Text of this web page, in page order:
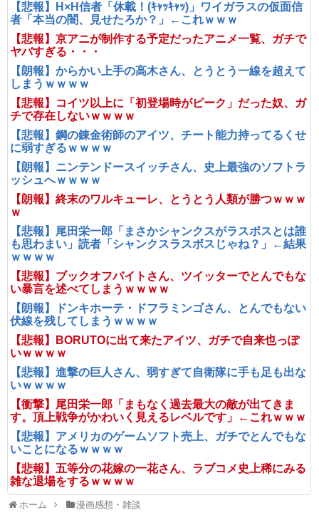
【悲報】H×H信者「休載！(ｷｬｯｷｬｯ)」ワイガラスの仮面信
者「本当の闇、見せたろか？」←これｗｗｗ
【悲報】京アニが制作する予定だったアニメ一覧、ガチで
ヤバすぎる・・・
【朗報】からかい上手の高木さん、とうとう一線を超えて
しまうｗｗｗｗ
【悲報】コイツ以上に「初登場時がピーク」だった奴、ガ
チで存在しないｗｗｗｗ
【悲報】鋼の錬金術師のアイツ、チート能力持ってるくせ
に弱すぎるｗｗｗｗ
【朗報】ニンテンドースイッチさん、史上最強のソフトラ
ッシュへｗｗｗｗ
【朗報】終末のワルキューレ、とうとう人類が勝つｗｗｗ
ｗ
【悲報】尾田栄一郎「まさかシャンクスがラスボスとは誰
も思わまい」読者「シャンクスラスボスじゃね？」←結果
ｗｗｗｗ
【悲報】ブックオフバイトさん、ツイッターでとんでもな
い暴言を述べてしまうｗｗｗｗ
【朗報】ドンキホーテ・ドフラミンゴさん、とんでもない
伏線を残してしまうｗｗｗｗ
【悲報】BORUTOに出て来たアイツ、ガチで自来也っぽ
いｗｗｗｗ
【悲報】進撃の巨人さん、弱すぎて自衛隊に手も足も出な
いｗｗｗｗ
【衝撃】尾田栄一郎「まもなく過去最大の敵が出てきま
す。頂上戦争がかわいく見えるレベルです」←これｗｗｗ
【悲報】アメリカのゲームソフト売上、ガチでとんでもな
いことになるｗｗｗｗ
【悲報】五等分の花嫁の一花さん、ラブコメ史上稀にみる
雑な退場をするｗｗｗｗ
ホーム 漫画感想・雑談